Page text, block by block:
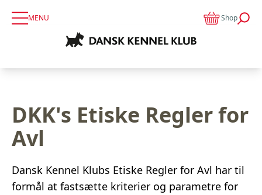
MENU Shop
DKK's Etiske Regler for
Avl
Dansk Kennel Klubs Etiske Regler for Avl har til
formål at fastsætte kriterier og parametre for